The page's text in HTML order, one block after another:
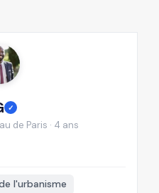
✓
de Paris · 4 ans
l'urbanisme